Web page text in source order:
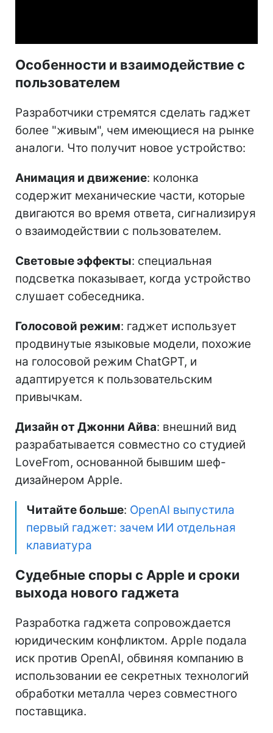
Особенности и взаимодействие с
пользователем
Разработчики стремятся сделать гаджет
более "живым", чем имеющиеся на рынке
аналоги. Что получит новое устройство:
Анимация и движение: колонка
содержит механические части, которые
двигаются во время ответа, сигнализируя
о взаимодействии с пользователем.
Световые эффекты: специальная
подсветка показывает, когда устройство
слушает собеседника.
Голосовой режим: гаджет использует
продвинутые языковые модели, похожие
на голосовой режим ChatGPT, и
адаптируется к пользовательским
привычкам.
Дизайн от Джонни Айва: внешний вид
разрабатывается совместно со студией
LoveFrom, основанной бывшим шеф-
дизайнером Apple.
Читайте больше: OpenAI выпустила
первый гаджет: зачем ИИ отдельная
клавиатура
Судебные споры с Apple и сроки
выхода нового гаджета
Разработка гаджета сопровождается
юридическим конфликтом. Apple подала
иск против OpenAI, обвиняя компанию в
использовании ее секретных технологий
обработки металла через совместного
поставщика.